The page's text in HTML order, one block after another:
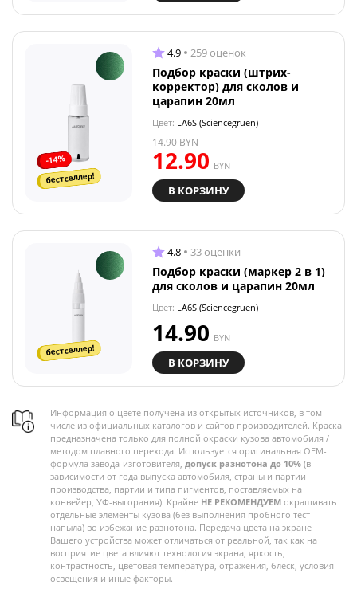
-14%
бестселлер!
4.9 259 оценок
Подбор краски (штрих-
корректор) для сколов и
царапин 20мл
Цвет: LA6S (Sciencegruen)
12.90 BYN
14.90BYN
В КОРЗИНУ
бестселлер!
4.8 33 оценки
Подбор краски (маркер 2 в 1)
для сколов и царапин 20мл
Цвет: LA6S (Sciencegruen)
14.90 BYN
В КОРЗИНУ
Информация о цвете получена из открытых источников, в том
числе из официальных каталогов и сайтов производителей. Краска
предназначена только для полной окраски кузова автомобиля /
методом плавного перехода. Используется оригинальная OEM-
формула завода-изготовителя, допуск разнотона до 10% (в
зависимости от года выпуска автомобиля, страны и партии
производства, партии и типа пигментов, поставляемых на
конвейер, УФ-выгорания). Крайне НЕ РЕКОМЕНДУЕМ окрашивать
отдельные элементы кузова (без выполнения пробного тест-
напыла) во избежание разнотона. Передача цвета на экране
Вашего устройства может отличаться от реальной, так как на
восприятие цвета влияют технология экрана, яркость,
контрастность, цветовая температура, отражения, блеск, условия
освещения и иные факторы.